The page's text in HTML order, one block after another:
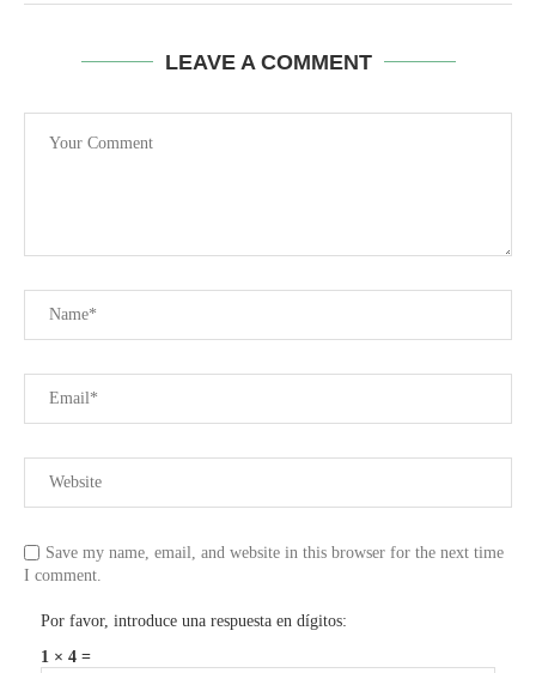
LEAVE A COMMENT
Save my name, email, and website in this browser for the next time
I comment.
Por favor, introduce una respuesta en dígitos:
1 × 4 =